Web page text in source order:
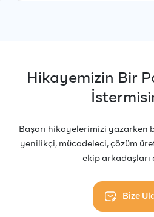
Hikayemizin Bir
Başarı hikayelerimizi yazarken
yenilikçi, mücadeleci, çözüm
ekip arkadaşları
Bize